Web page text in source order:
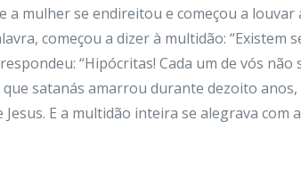
a mulher se endireitou e começou a louvar
começou a dizer à multidão: “Existem
“Hipócritas! Cada um de vós
que satanás amarrou durante dezoito
E a multidão inteira se alegrava com